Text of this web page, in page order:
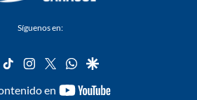
Síguenos en:
facebook
tiktok instagram
twitterwhatsapp
google
en
youtube-